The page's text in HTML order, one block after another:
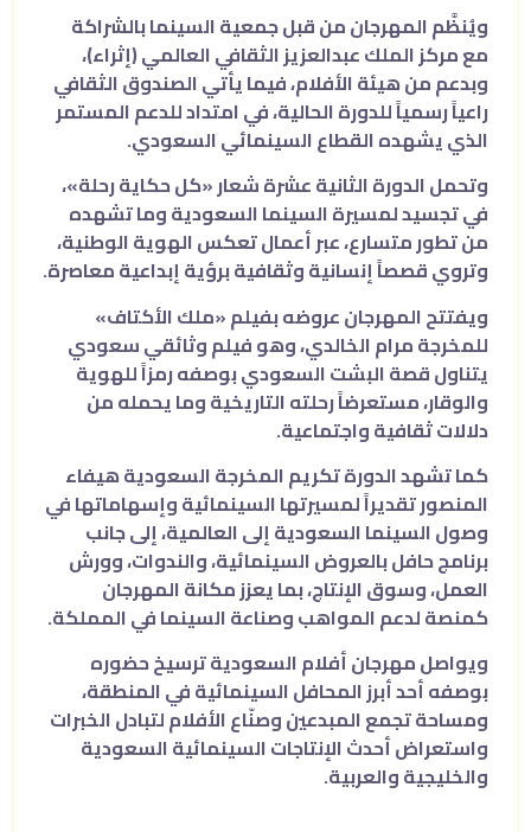
ويُنظَّم المهرجان من قبل جمعية السينما بالشراكة
مع مركز الملك عبدالعزيز الثقافي العالمي (إثراء)،
وبدعم من هيئة الأفلام، فيما يأتي الصندوق الثقافي
راعياً رسمياً للدورة الحالية، في امتداد للدعم المستمر
الذي يشهده القطاع السينمائي السعودي.
وتحمل الدورة الثانية عشرة شعار «كل حكاية رحلة»،
في تجسيد لمسيرة السينما السعودية وما تشهده
من تطور متسارع، عبر أعمال تعكس الهوية الوطنية،
وتروي قصصاً إنسانية وثقافية برؤية إبداعية معاصرة.
ويفتتح المهرجان عروضه بفيلم «ملك الأكتاف»
للمخرجة مرام الخالدي، وهو فيلم وثائقي سعودي
يتناول قصة البشت السعودي بوصفه رمزاً للهوية
والوقار، مستعرضاً رحلته التاريخية وما يحمله من
دلالات ثقافية واجتماعية.
كما تشهد الدورة تكريم المخرجة السعودية هيفاء
المنصور تقديراً لمسيرتها السينمائية وإسهاماتها في
وصول السينما السعودية إلى العالمية، إلى جانب
برنامج حافل بالعروض السينمائية، والندوات، وورش
العمل، وسوق الإنتاج، بما يعزز مكانة المهرجان
كمنصة لدعم المواهب وصناعة السينما في المملكة.
ويواصل مهرجان أفلام السعودية ترسيخ حضوره
بوصفه أحد أبرز المحافل السينمائية في المنطقة،
ومساحة تجمع المبدعين وصنّاع الأفلام لتبادل الخبرات
واستعراض أحدث الإنتاجات السينمائية السعودية
والخليجية والعربية.